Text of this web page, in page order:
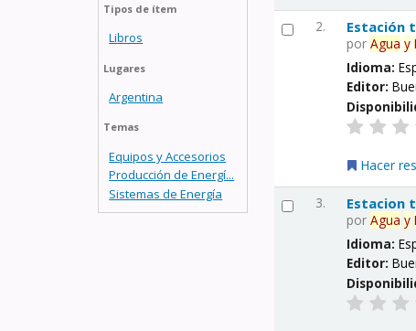
Tipos de ítem
Libros
Lugares
Argentina
Temas
Equipos y Accesorios
Producción de Energí...
Sistemas de Energía
2. Estación
porAgua y
Idioma:
Editor:
Hacer
3. Estacion
porAgua y
Idioma:
Editor: